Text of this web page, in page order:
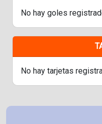
No hay goles
No hay tarjetas